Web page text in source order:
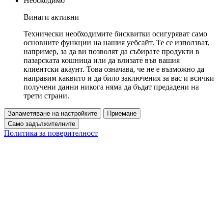
Винаги активни
Технически необходимите бисквитки осигуряват само
основните функции на нашия уебсайт. Те се използват,
например, за да ви позволят да събирате продукти в
пазарската кошница или да влизате във вашия
клиентски акаунт. Това означава, че не е възможно да
направим каквито и да било заключения за вас и всички
получени данни никога няма да бъдат предадени на
трети страни.
Запаметяване на настройките
Приемане
Само задължителните
Политика за поверителност